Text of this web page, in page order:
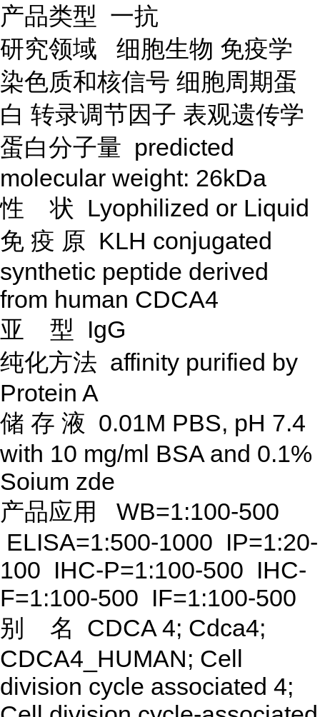
产品类型 一抗
研究领域
细胞生物 免疫学
染色质和核信号 细胞周期蛋
白 转录调节因子 表观遗传学
蛋白分子量 predicted
molecular weight: 26kDa
性
状 Lyophilized or Liquid
免 疫 原 KLH conjugated
synthetic peptide derived
from human CDCA4
亚
型 IgG
纯化方法 affinity purified by
Protein A
储 存 液 0.01M PBS, pH 7.4
with 10 mg/ml BSA and 0.1%
Soium zde
产品应用
WB=1:100-500
ELISA=1:500-1000 IP=1:20-
100 IHC-P=1:100-500 IHC-
F=1:100-500 IF=1:100-500
别
名
CDCA 4; Cdca4;
CDCA4_HUMAN; Cell
division cycle associated 4;